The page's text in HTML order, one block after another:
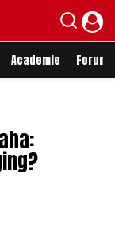
Academie Forum